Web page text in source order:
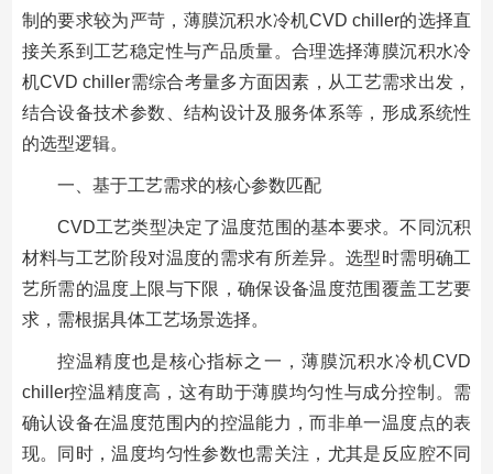
制的要求较为严苛，薄膜沉积水冷机CVD chiller的选择直
接关系到工艺稳定性与产品质量。合理选择薄膜沉积水冷
机CVD chiller需综合考量多方面因素，从工艺需求出发，
结合设备技术参数、结构设计及服务体系等，形成系统性
的选型逻辑。
一、基于工艺需求的核心参数匹配
CVD工艺类型决定了温度范围的基本要求。不同沉积
材料与工艺阶段对温度的需求有所差异。选型时需明确工
艺所需的温度上限与下限，确保设备温度范围覆盖工艺要
求，需根据具体工艺场景选择。
控温精度也是核心指标之一，薄膜沉积水冷机CVD
chiller控温精度高，这有助于薄膜均匀性与成分控制。需
确认设备在温度范围内的控温能力，而非单一温度点的表
现。同时，温度均匀性参数也需关注，尤其是反应腔不同